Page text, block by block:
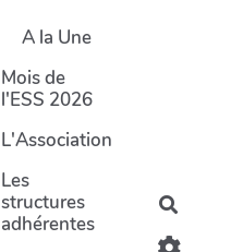
A la Une
Mois de
l'ESS 2026
L'Association
Les
structures
adhérentes